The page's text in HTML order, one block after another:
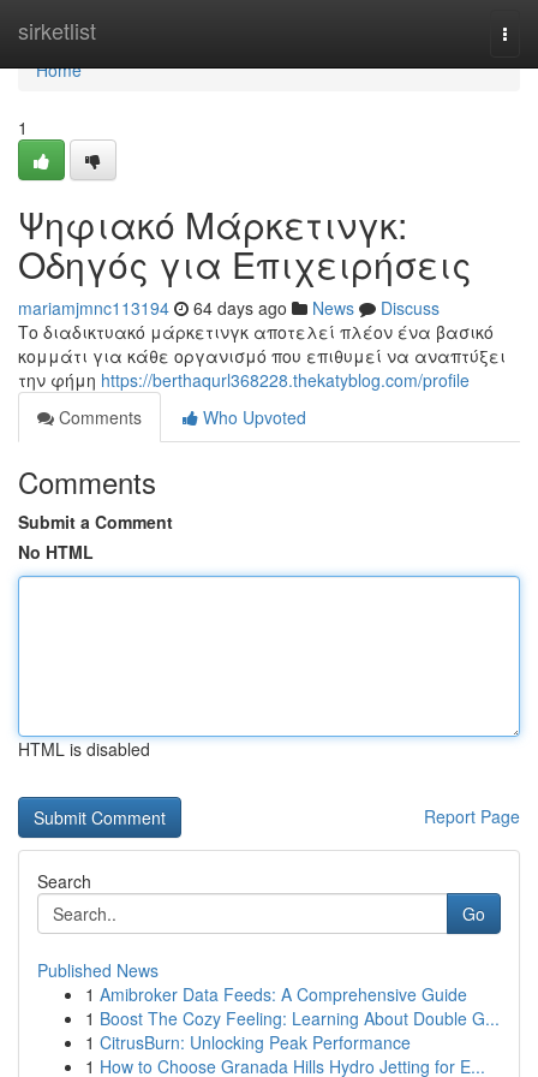
sirketlist
Home
Home
1
Ψηφιακό Μάρκετινγκ:
Οδηγός για Επιχειρήσεις
mariamjmnc113194 64 days ago News
Discuss
Το διαδικτυακό μάρκετινγκ αποτελεί πλέον ένα βασικό
κομμάτι για κάθε οργανισμό που επιθυμεί να αναπτύξει
την φήμη https://berthaqurl368228.thekatyblog.com/profile
Comments
Who Upvoted
Comments
Submit a Comment
No HTML
HTML is disabled
Report Page
Search
Go
Published News
1 Amibroker Data Feeds: A Comprehensive Guide
1 Boost The Cozy Feeling: Learning About Double G...
1 CitrusBurn: Unlocking Peak Performance
1 How to Choose Granada Hills Hydro Jetting for E...